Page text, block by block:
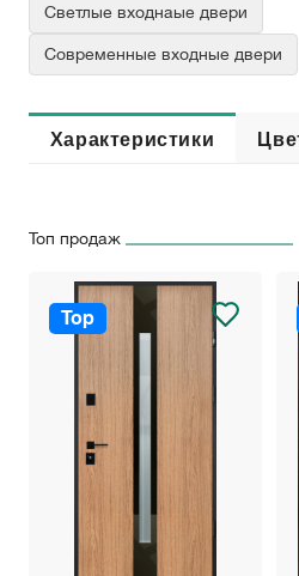
Светлые входнаые двери
Современные входные двери
Характеристики
Топ продаж
Top